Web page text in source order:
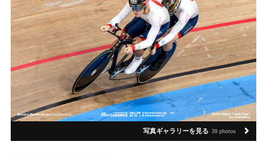
写真ギャラリーを見る 39 photos